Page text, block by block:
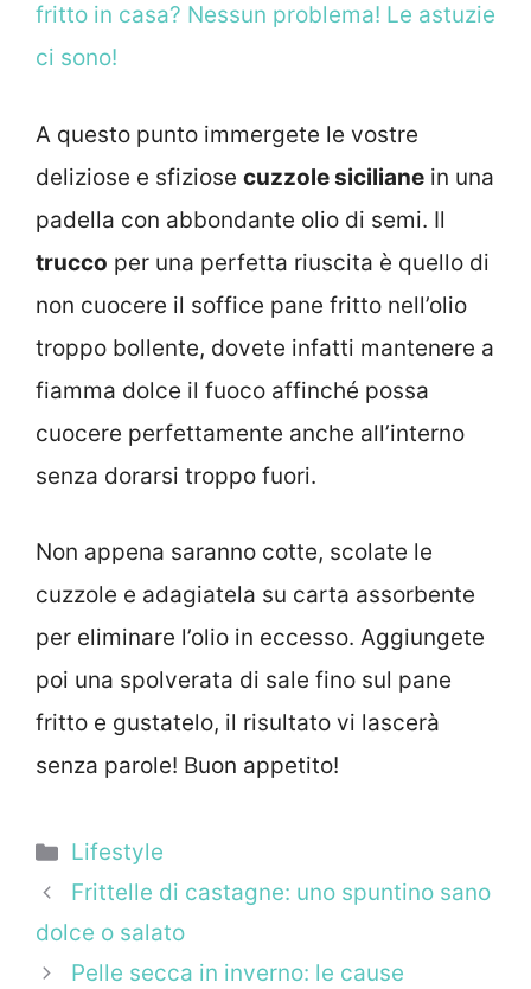
fritto in casa? Nessun problema! Le astuzie
ci sono!
A questo punto immergete le vostre
deliziose e sfiziose cuzzole siciliane in una
padella con abbondante olio di semi. Il
trucco per una perfetta riuscita è quello di
non cuocere il soffice pane fritto nell’olio
troppo bollente, dovete infatti mantenere a
fiamma dolce il fuoco affinché possa
cuocere perfettamente anche all’interno
senza dorarsi troppo fuori.
Non appena saranno cotte, scolate le
cuzzole e adagiatela su carta assorbente
per eliminare l’olio in eccesso. Aggiungete
poi una spolverata di sale fino sul pane
fritto e gustatelo, il risultato vi lascerà
senza parole! Buon appetito!
Categorie
Lifestyle
Frittelle di castagne: uno spuntino sano
dolce o salato
Pelle secca in inverno: le cause